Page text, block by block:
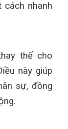
nhanh
thế cho
này giúp
sự, đồng